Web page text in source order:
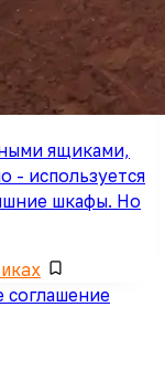
ящиками,
- используется
шкафы. Но
соглашение